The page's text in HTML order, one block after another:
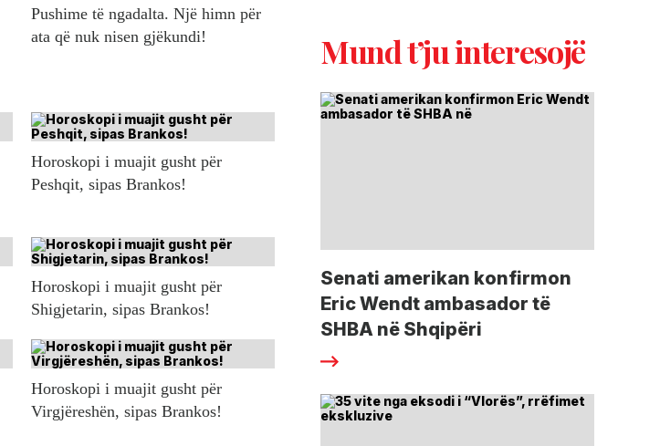
Pushime të ngadalta. Një himn për
ata që nuk nisen gjëkundi!
Horoskopi i muajit gusht për
Peshqit, sipas Brankos!
Horoskopi i muajit gusht për
Shigjetarin, sipas Brankos!
Horoskopi i muajit gusht për
Virgjëreshën, sipas Brankos!
Mund t’ju interesojë
Senati amerikan konfirmon
Eric Wendt ambasador të
SHBA në Shqipëri